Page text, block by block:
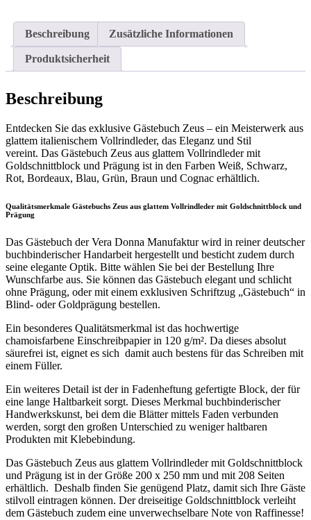
Beschreibung Zusätzliche Informationen
Produktsicherheit
Beschreibung
Entdecken Sie das exklusive Gästebuch Zeus – ein Meisterwerk aus
glattem italienischem Vollrindleder, das Eleganz und Stil
vereint. Das Gästebuch Zeus aus glattem Vollrindleder mit
Goldschnittblock und Prägung ist in den Farben Weiß, Schwarz,
Rot, Bordeaux, Blau, Grün, Braun und Cognac erhältlich.
Qualitätsmerkmale Gästebuchs Zeus aus glattem Vollrindleder mit Goldschnittblock und
Prägung
Das Gästebuch der Vera Donna Manufaktur wird in reiner deutscher
buchbinderischer Handarbeit hergestellt und besticht zudem durch
seine elegante Optik. Bitte wählen Sie bei der Bestellung Ihre
Wunschfarbe aus. Sie können das Gästebuch elegant und schlicht
ohne Prägung, oder mit einem exklusiven Schriftzug „Gästebuch“ in
Blind- oder Goldprägung bestellen.
Ein besonderes Qualitätsmerkmal ist das hochwertige
chamoisfarbene Einschreibpapier in 120 g/m². Da dieses absolut
säurefrei ist, eignet es sich damit auch bestens für das Schreiben mit
einem Füller.
Ein weiteres Detail ist der in Fadenheftung gefertigte Block, der für
eine lange Haltbarkeit sorgt. Dieses Merkmal buchbinderischer
Handwerkskunst, bei dem die Blätter mittels Faden verbunden
werden, sorgt den großen Unterschied zu weniger haltbaren
Produkten mit Klebebindung.
Das Gästebuch Zeus aus glattem Vollrindleder mit Goldschnittblock
und Prägung ist in der Größe 200 x 250 mm und mit 208 Seiten
erhältlich. Deshalb finden Sie genügend Platz, damit sich Ihre Gäste
stilvoll eintragen können. Der dreiseitige Goldschnittblock verleiht
dem Gästebuch zudem eine unverwechselbare Note von Raffinesse!